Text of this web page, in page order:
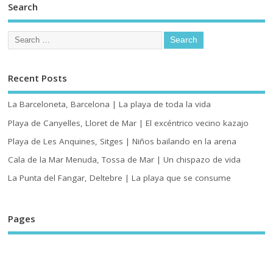
Search
Recent Posts
La Barceloneta, Barcelona | La playa de toda la vida
Playa de Canyelles, Lloret de Mar | El excéntrico vecino kazajo
Playa de Les Anquines, Sitges | Niños bailando en la arena
Cala de la Mar Menuda, Tossa de Mar | Un chispazo de vida
La Punta del Fangar, Deltebre | La playa que se consume
Pages